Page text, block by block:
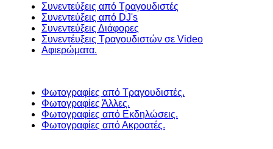
Συνεντεύξεις από Τραγουδιστές
Συνεντεύξεις από DJ's
Συνεντεύξεις Διάφορες
Συνεντέυξεις Τραγουδιστών σε Video
Αφιερώματα.
Φωτογραφίες από Τραγουδιστές.
Φωτογραφίες Άλλες.
Φωτογραφίες από Εκδηλώσεις.
Φωτογραφίες από Ακροατές.